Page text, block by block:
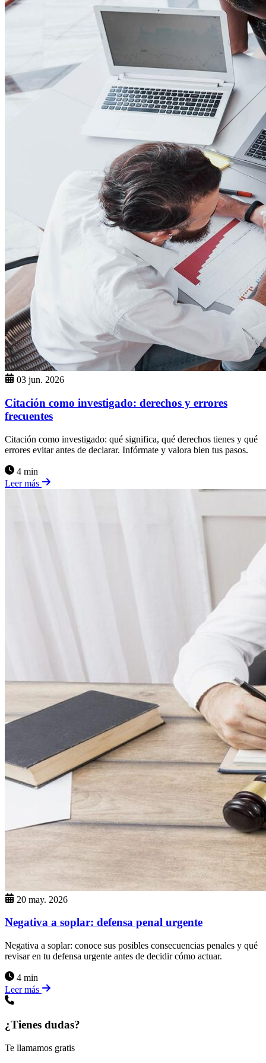
03 jun. 2026
Citación como investigado: derechos y errores
frecuentes
Citación como investigado: qué significa, qué derechos tienes y qué
errores evitar antes de declarar. Infórmate y valora bien tus pasos.
4 min
Leer más
20 may. 2026
Negativa a soplar: defensa penal urgente
Negativa a soplar: conoce sus posibles consecuencias penales y qué
revisar en tu defensa urgente antes de decidir cómo actuar.
4 min
Leer más
¿Tienes dudas?
Te llamamos gratis